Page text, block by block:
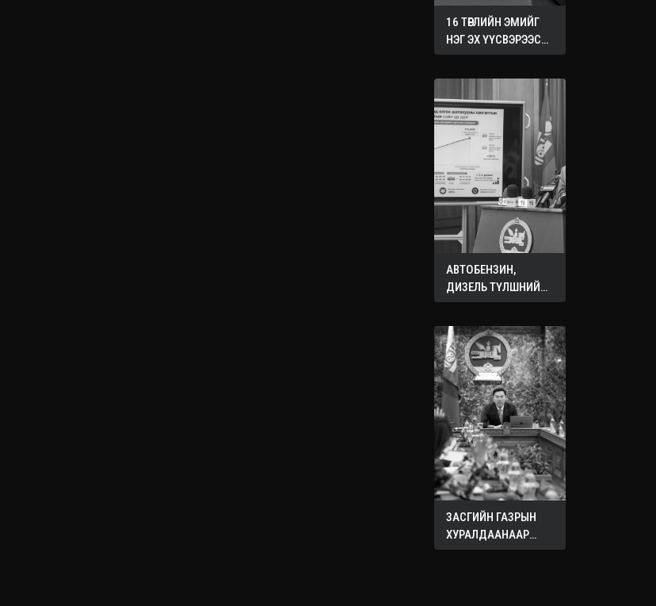
16 ТӨРЛИЙН ЭМИЙГ
НЭГ ЭХ ҮҮСВЭРЭЭС
ХУДАЛДАН АВАХ
АВТОБЕНЗИН,
ДИЗЕЛЬ ТҮЛШНИЙ
ОНЦГОЙ АЛБАН
ЗАСГИЙН ГАЗРЫН
ХУРАЛДААНААР
ХЭЛЭЛЦЭЖ БУЙ